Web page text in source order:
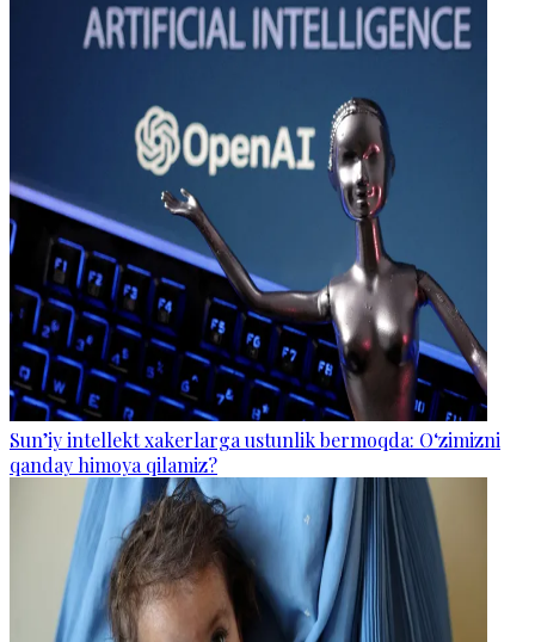
Sun’iy intellekt xakerlarga ustunlik bermoqda: O‘zimizni
qanday himoya qilamiz?